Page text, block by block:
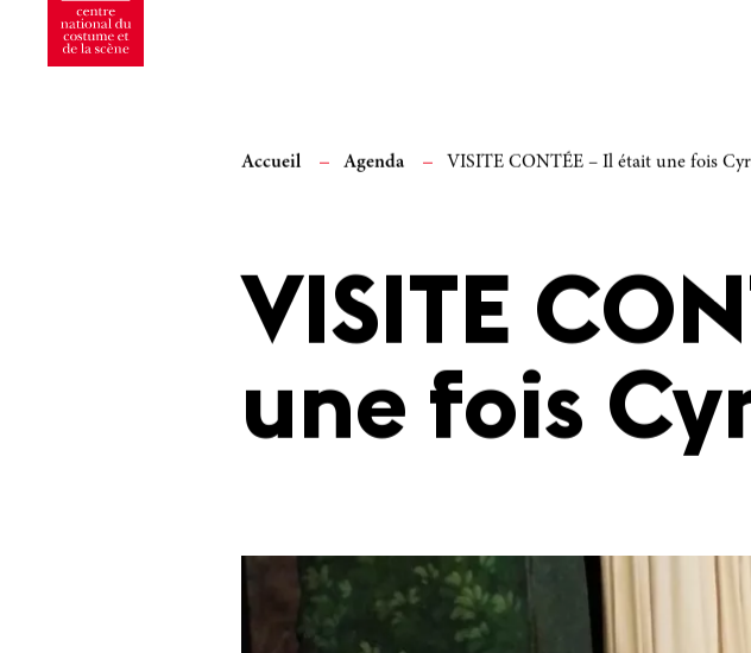
Accueil Agenda VISITE CONTÉE – Il était une fois
VISITE
une fois